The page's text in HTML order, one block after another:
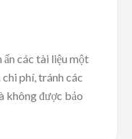
ấn các tài liệu một
phí, tránh các
không được bảo